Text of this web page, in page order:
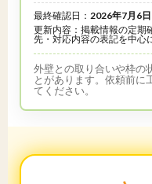
最終確認日： 2026年7月6日
更新内容：掲載情報の定期
先・対応内容の表記を中心
外壁との取り合いや枠の
とがあります。依頼前に
てください。